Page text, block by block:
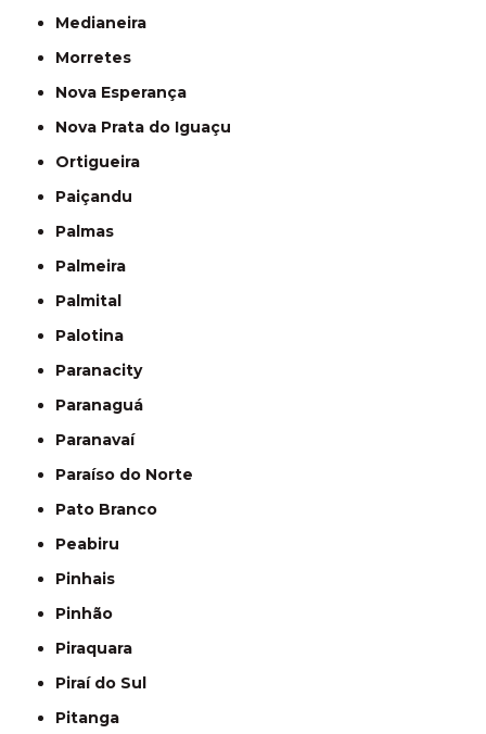
Medianeira
Morretes
Nova Esperança
Nova Prata do Iguaçu
Ortigueira
Paiçandu
Palmas
Palmeira
Palmital
Palotina
Paranacity
Paranaguá
Paranavaí
Paraíso do Norte
Pato Branco
Peabiru
Pinhais
Pinhão
Piraquara
Piraí do Sul
Pitanga